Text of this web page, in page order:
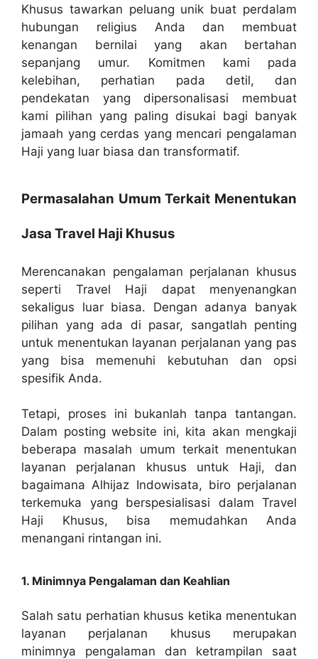
Khusus tawarkan peluang unik buat perdalam
hubungan religius Anda dan membuat
kenangan bernilai yang akan bertahan
sepanjang umur. Komitmen kami pada
kelebihan, perhatian pada detil, dan
pendekatan yang dipersonalisasi membuat
kami pilihan yang paling disukai bagi banyak
jamaah yang cerdas yang mencari pengalaman
Haji yang luar biasa dan transformatif.
Permasalahan Umum Terkait Menentukan
Jasa Travel Haji Khusus
Merencanakan pengalaman perjalanan khusus
seperti Travel Haji dapat menyenangkan
sekaligus luar biasa. Dengan adanya banyak
pilihan yang ada di pasar, sangatlah penting
untuk menentukan layanan perjalanan yang pas
yang bisa memenuhi kebutuhan dan opsi
spesifik Anda.
Tetapi, proses ini bukanlah tanpa tantangan.
Dalam posting website ini, kita akan mengkaji
beberapa masalah umum terkait menentukan
layanan perjalanan khusus untuk Haji, dan
bagaimana Alhijaz Indowisata, biro perjalanan
terkemuka yang berspesialisasi dalam Travel
Haji Khusus, bisa memudahkan Anda
menangani rintangan ini.
1. Minimnya Pengalaman dan Keahlian
Salah satu perhatian khusus ketika menentukan
layanan perjalanan khusus merupakan
minimnya pengalaman dan ketrampilan saat